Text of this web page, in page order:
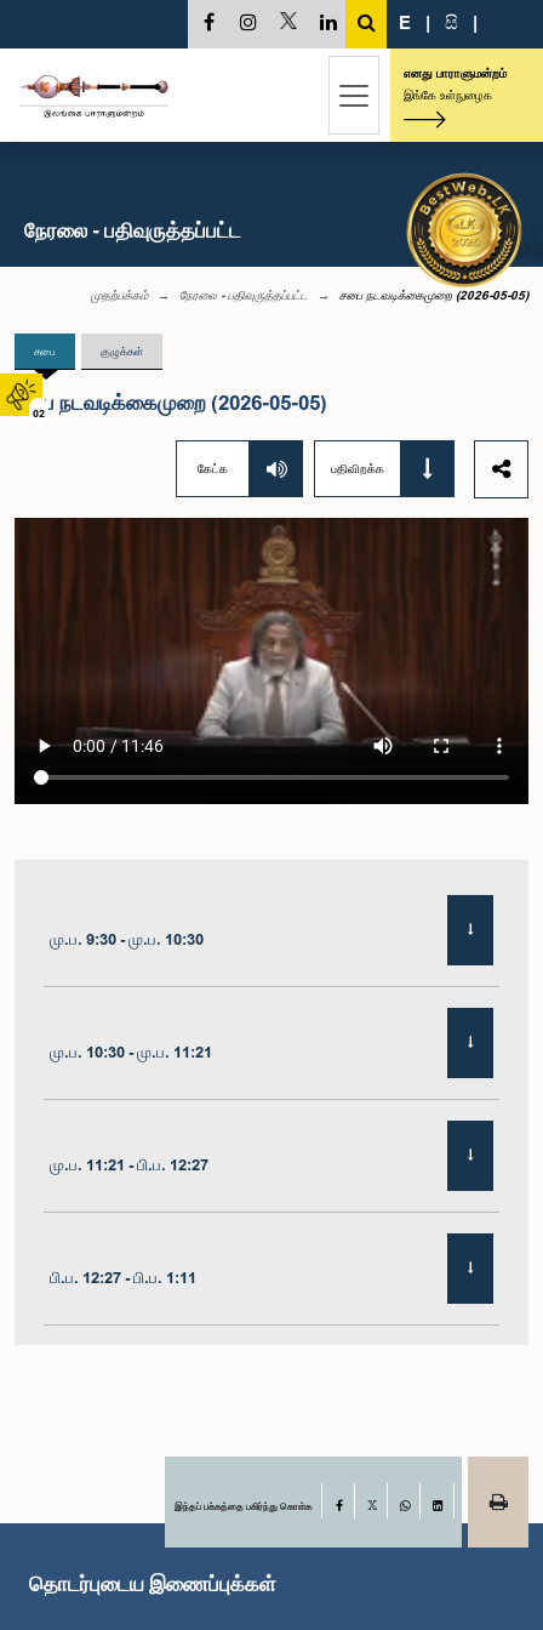
02
E | සි |
எனது பாராளுமன்றம்
இங்கே உள்நுழைக
நேரலை - பதிவுருத்தப்பட்ட
முதற்பக்கம் நேரலை - பதிவுருத்தப்பட்ட சபை நடவடிக்கைமுறை (2026-05-05)
சபை குழுக்கள்
சபை நடவடிக்கைமுறை (2026-05-05)
கேட்க பதிவிறக்க
மு.ப. 9:30 - மு.ப. 10:30
மு.ப. 10:30 - மு.ப. 11:21
மு.ப. 11:21 - பி.ப. 12:27
பி.ப. 12:27 - பி.ப. 1:11
பி.ப. 1:22 - பி.ப. 1:29இந்தப் பக்கத்தை பகிர்ந்து கொள்க Facebook
LinkedIn
தொடர்புடைய இணைப்புக்கள்